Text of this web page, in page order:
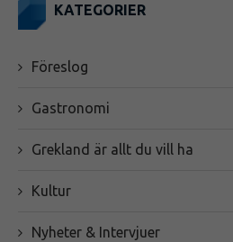
KATEGORIER
Föreslog
Gastronomi
Grekland är allt du vill ha
Kultur
Nyheter & Intervjuer